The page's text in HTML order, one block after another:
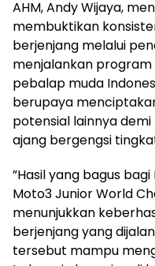
AHM, Andy Wijaya,
membuktikan
berjenjang melalui
menjalankan
pebalap muda
berupaya
potensial lainnya
ajang bergengsi
”Hasil yang bagus
Moto3 Junior World
menunjukkan
berjenjang yang
tersebut mampu